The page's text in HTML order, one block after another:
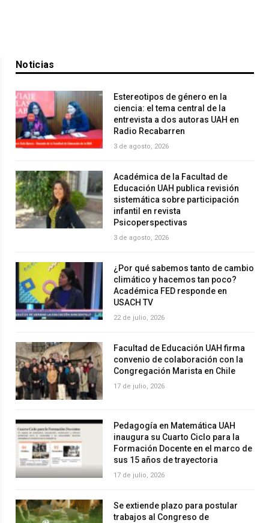
Noticias
Estereotipos de género en la
ciencia: el tema central de la
entrevista a dos autoras UAH en
Radio Recabarren
3 de agosto, 2026
Académica de la Facultad de
Educación UAH publica revisión
sistemática sobre participación
infantil en revista
Psicoperspectivas
3 de agosto, 2026
¿Por qué sabemos tanto de cambio
climático y hacemos tan poco?
Académica FED responde en
USACH TV
22 de julio, 2026
Facultad de Educación UAH firma
convenio de colaboración con la
Congregación Marista en Chile
17 de julio, 2026
Pedagogía en Matemática UAH
inaugura su Cuarto Ciclo para la
Formación Docente en el marco de
sus 15 años de trayectoria
17 de julio, 2026
Se extiende plazo para postular
trabajos al Congreso de